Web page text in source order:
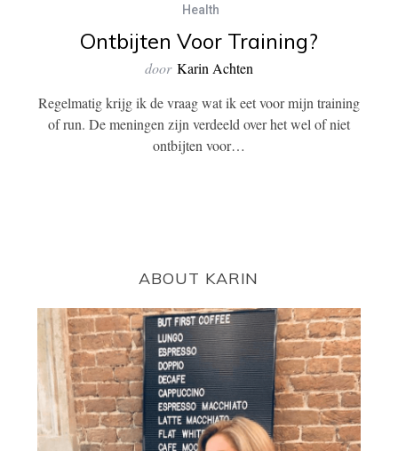
Health
Ontbijten Voor Training?
door Karin Achten
Regelmatig krijg ik de vraag wat ik eet voor mijn training
of run. De meningen zijn verdeeld over het wel of niet
ontbijten voor…
ABOUT KARIN